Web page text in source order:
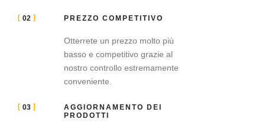
02 PREZZO COMPETITIVO
Otterrete un prezzo molto più
basso e competitivo grazie al
nostro controllo estremamente
conveniente.
03
AGGIORNAMENTO DEI
PRODOTTI